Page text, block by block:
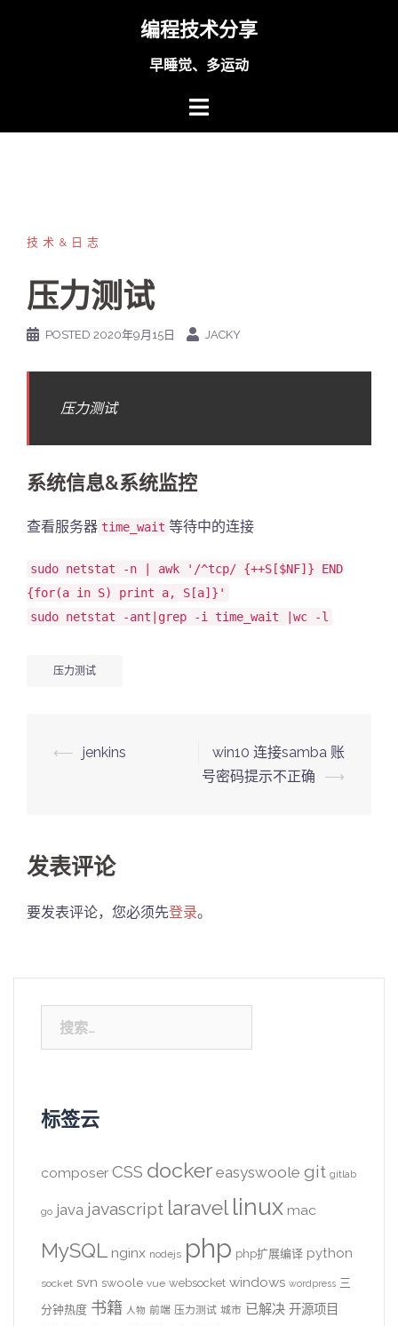
编程技术分享
早睡觉、多运动
技术&日志
压力测试
POSTED 2020年9月15日 JACKY
压力测试
系统信息&系统监控
查看服务器 time_wait 等待中的连接
sudo netstat -n | awk '/^tcp/ {++S[$NF]} END
{for(a in S) print a, S[a]}'
sudo netstat -ant|grep -i time_wait |wc -l
压力测试
Post
⟵ jenkins
win10 连接samba 账
号密码提示不正确
⟶
发表评论
要发表评论，您必须先登录。
索：
标签云
composer CSS docker easyswoole git gitlab
go java javascript laravel linux mac
MySQL nginx nodejs php php扩展编译 python
socket svn swoole vue websocket windows wordpress 三
分钟热度 书籍 人物 前端 压力测试 城市 已解决 开源项目